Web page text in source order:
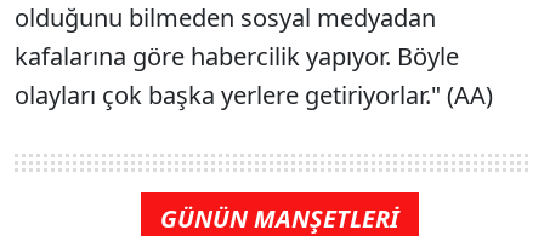
olduğunu bilmeden sosyal medyadan
kafalarına göre habercilik yapıyor. Böyle
olayları çok başka yerlere getiriyorlar." (AA)
GÜNÜN MANŞETLERİ